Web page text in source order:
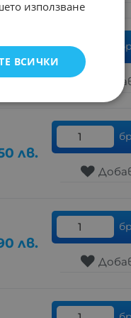
лв.
лв.
лв.
използване
ВСИЧКИ